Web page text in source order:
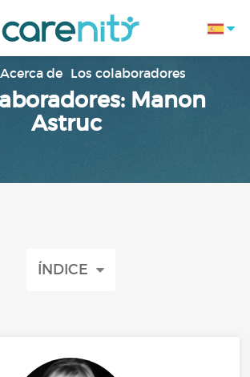
Acerca de Los colaboradores
Manon
Astruc
ÍNDICE